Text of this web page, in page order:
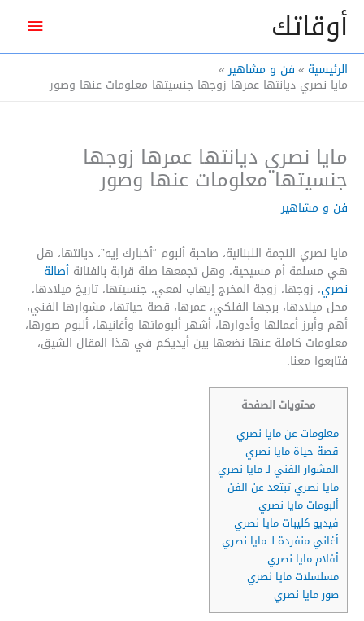
تخطي
المحتوىأوقاتك
الرئيسية فن و مشاهير
مايا نصري ديانتها عمرها زوجها جنسيتها معلومات عنها وصور
مايا نصري ديانتها عمرها زوجها
جنسيتها معلومات عنها وصور
فن و مشاهير
مايا نصري النجمة اللبنانية، صاحبة ألبوم “أخبارك إيه”، ديانتها، هل
هي مسلمة أم مسيحية، وهل تجمعها صلة قرابة بالفنانة أصالة
نصري، زوجها، زوجة المخرج إيهاب لمعي، جنسيتها، تاريخ ميلادها،
محل ميلادها، برجها الفلكي، عمرها، قصة حياتها، مشوارها الفني،
أهم وأبرز أعمالها وأدوارها، أشهر ألبوماتها وأغانيها، ألبوم صورها،
معلومات كاملة عنها نضعها بين أيديكم في هذا المقال الشيق،
فتابعوا معنا.
محتويات الصفحة
معلومات عن مايا نصري
قصة حياة مايا نصري
المشوار الفني لـ مايا نصري
مايا نصري تبتعد عن الفن
ألبومات مايا نصري
فيديو كليبات مايا نصري
أغاني منفردة لـ مايا نصري
أفلام مايا نصري
مسلسلات مايا نصري
صور مايا نصري